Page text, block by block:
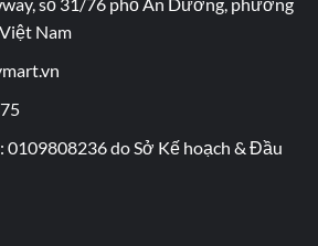
Nam
0109808236 do Sở Kế hoạch & Đầu